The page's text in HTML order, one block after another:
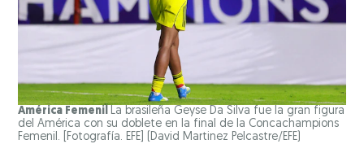
América Femenil La brasileña Geyse Da Silva fue la gran figura
del América con su doblete en la final de la Concachampions
Femenil. [Fotografía. EFE]
(David Martinez Pelcastre/EFE)